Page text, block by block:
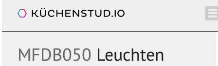
/+ ÜBER SHOP NEWSLETTER
KALENDER
MFDB050 Leuchten